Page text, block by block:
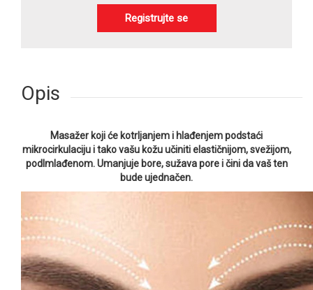
Registrujte se
Opis
Masažer koji će kotrljanjem i hlađenjem podstaći
mikrocirkulaciju i tako vašu kožu učiniti elastičnijom, svežijom,
podlmlađenom. Umanjuje bore, sužava pore i čini da vaš ten
bude ujednačen.